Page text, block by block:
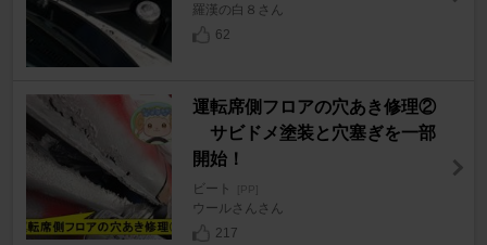
羅漢の白８さん
62
運転席側フロアの穴あき修理②
サビドメ塗装と穴塞ぎを一部
開始！
ビート [PP]
ウールさんさん
217